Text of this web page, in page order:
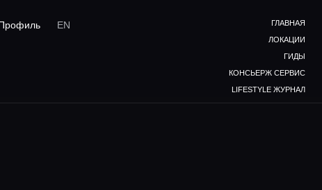
EN
ГЛАВНАЯ
ЛОКАЦИИ
ГИДЫ
КОНСЬЕРЖ СЕРВИС
LIFESTYLE ЖУРНАЛ